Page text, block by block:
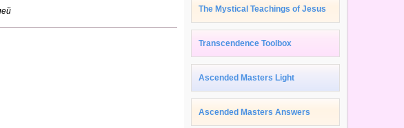
The Mystical Teachings of Jesus
Transcendence Toolbox
Ascended Masters Light
Ascended Masters Answers